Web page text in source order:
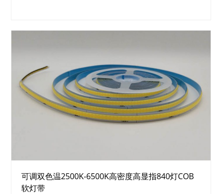
可调双色温2500K-6500K高密度高显指840灯COB
软灯带